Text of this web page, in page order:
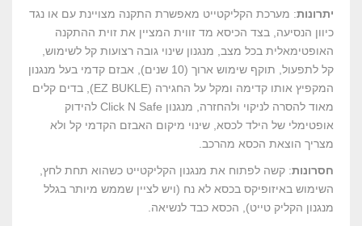
יתרונות: מערכת הקליקטייט מאפשרת התקנה מצויינת עם או נגד
כיוון הנסיעה, בצד הכיסא מד זווית המציין את זוית ההתקנה
האופטימאלית בכל מצב, מנגנון שינוי גובה רצועות קל לשימוש,
קל לתפעול, תוקף שימוש ארוך (10 שנים), אבזם קדמי בעל מנגנון
המקפיץ אותו קדימה ומקל על החגירה (EZ BUKLE), בדים קלים
מאוד להסרה לניקוי ולהחזרה, מנגנון Click N Safe להידוק
אופטימלי של הילד לכסא, שינוי מיקום האבזם הקדמי קל ולא
מצריך הוצאת הכסא מהרכב.
חסרונות: קשה לפתוח את מנגנון הקליקטייט כשהוא תחת לחץ,
השימוש באיזופיקס בכסא לא נח (ויש לציין שממש מיותר בגלל
מנגנון הקליק טייט), הכסא כבד לנשיאה.